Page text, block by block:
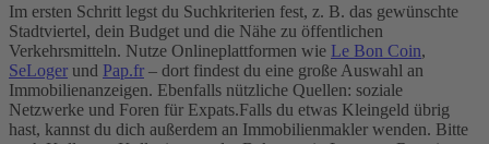
Im ersten Schritt legst du Suchkriterien fest, z. B. das gewünschte
Stadtviertel, dein Budget und die Nähe zu öffentlichen
Verkehrsmitteln. Nutze Onlineplattformen wie Le Bon Coin,
SeLoger und Pap.fr – dort findest du eine große Auswahl an
Immobilienanzeigen. Ebenfalls nützliche Quellen: soziale
Netzwerke und Foren für Expats.Falls du etwas Kleingeld übrig
hast, kannst du dich außerdem an Immobilienmakler wenden. Bitte